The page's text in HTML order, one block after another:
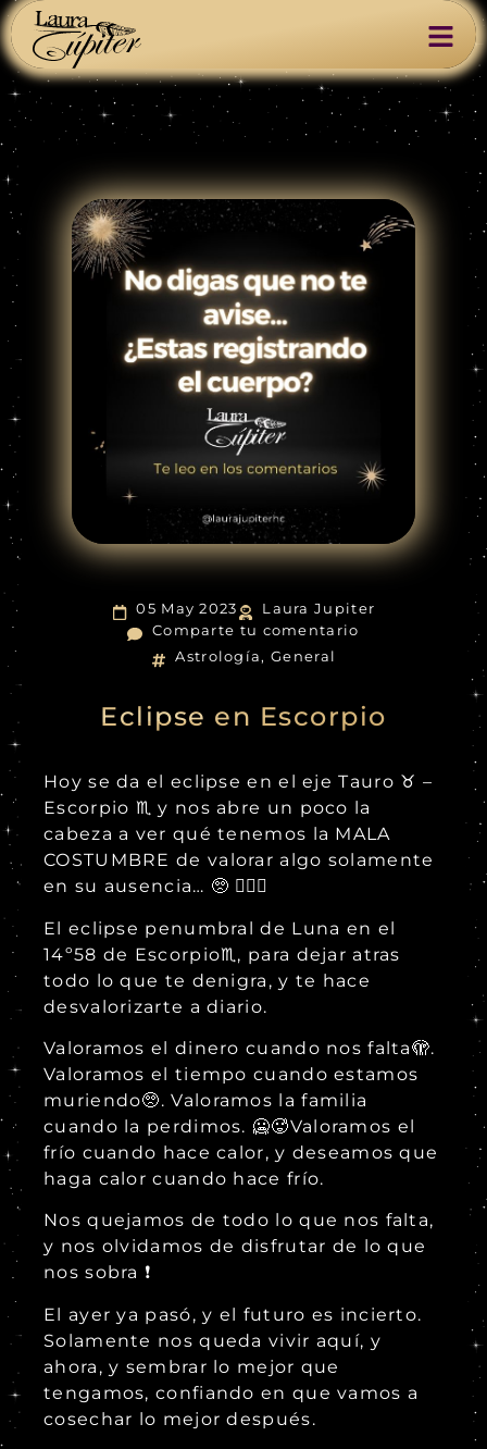
05 May 2023
Laura Jupiter
Comparte tu comentario
Astrología, General
Eclipse en Escorpio
Hoy se da el eclipse en el eje Tauro ♉ –
Escorpio ♏ y nos abre un poco la
cabeza a ver qué tenemos la MALA
COSTUMBRE de valorar algo solamente
en su ausencia… 🥺 🤦🏻‍♀️
El eclipse penumbral de Luna en el
14º58 de Escorpio♏, para dejar atras
todo lo que te denigra, y te hace
desvalorizarte a diario.
Valoramos el dinero cuando nos falta🫣.
Valoramos el tiempo cuando estamos
muriendo🥺. Valoramos la familia
cuando la perdimos. 🥶🥵Valoramos el
frío cuando hace calor, y deseamos que
haga calor cuando hace frío.
Nos quejamos de todo lo que nos falta,
y nos olvidamos de disfrutar de lo que
nos sobra ❗
El ayer ya pasó, y el futuro es incierto.
Solamente nos queda vivir aquí, y
ahora, y sembrar lo mejor que
tengamos, confiando en que vamos a
cosechar lo mejor después.